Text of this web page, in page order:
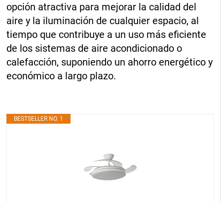
opción atractiva para mejorar la calidad del
aire y la iluminación de cualquier espacio, al
tiempo que contribuye a un uso más eficiente
de los sistemas de aire acondicionado o
calefacción, suponiendo un ahorro energético y
económico a largo plazo.
BESTSELLER NO. 1